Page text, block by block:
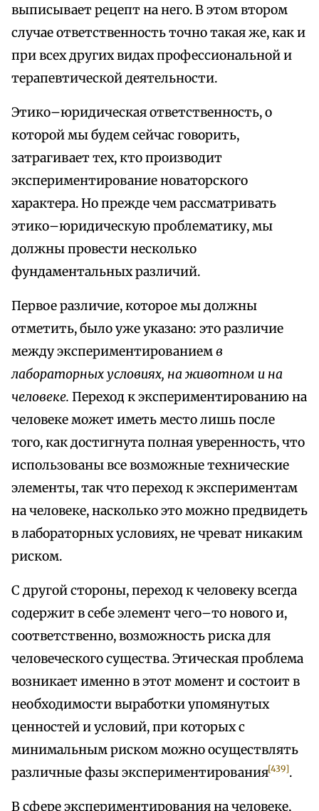
выписывает рецепт на него. В этом втором
случае ответственность точно такая же, как и
при всех других видах профессиональной и
терапевтической деятельности.
Этико–юридическая ответственность, о
которой мы будем сейчас говорить,
затрагивает тех, кто производит
экспериментирование новаторского
характера. Но прежде чем рассматривать
этико–юридическую проблематику, мы
должны провести несколько
фундаментальных различий.
Первое различие, которое мы должны
отметить, было уже указано: это различие
между экспериментированиемв
лабораторных условиях, на животном и на
человеке. Переход к экспериментированию на
человеке может иметь место лишь после
того, как достигнута полная уверенность, что
использованы все возможные технические
элементы, так что переход к экспериментам
на человеке, насколько это можно предвидеть
в лабораторных условиях, не чреват никаким
риском.
С другой стороны, переход к человеку всегда
содержит в себе элемент чего–то нового и,
соответственно, возможность риска для
человеческого существа. Этическая проблема
возникает именно в этот момент и состоит в
необходимости выработки упомянутых
ценностей и условий, при которых с
минимальным риском можно осуществлять
различные фазы экспериментирования[439].
В сфере экспериментирования на человеке,